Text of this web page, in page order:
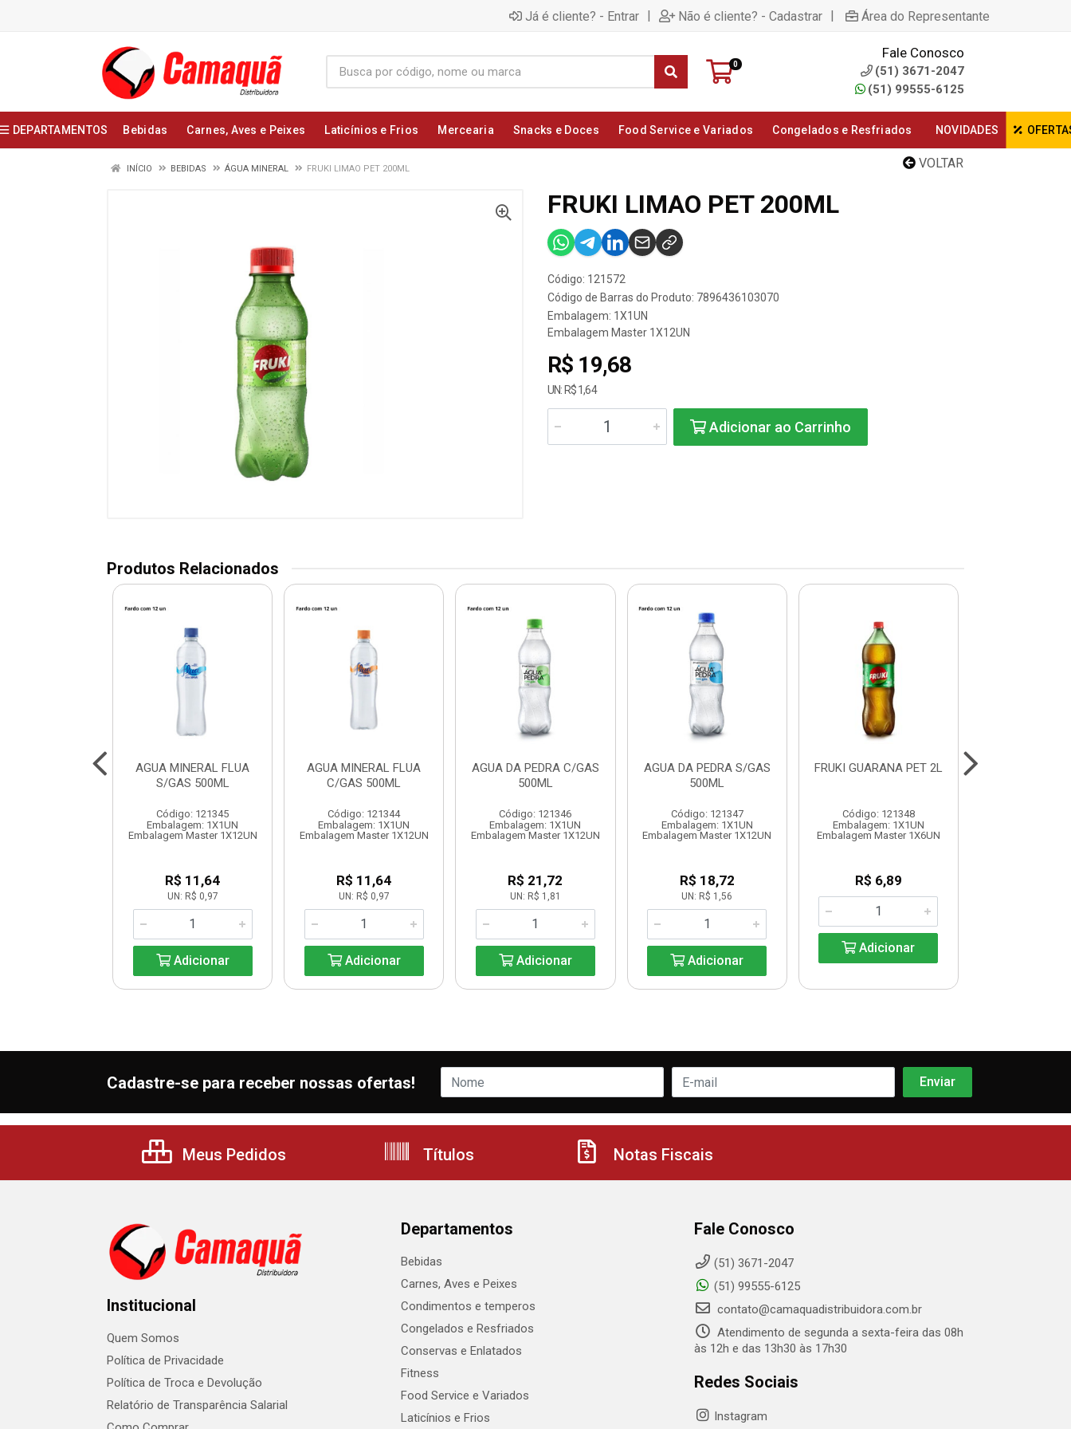
Já é cliente? - Entrar | Não é cliente? - Cadastrar | Área do Representante
0
Fale Conosco
(51) 3671-2047
(51) 99555-6125
DEPARTAMENTOS Bebidas Carnes, Aves e Peixes Laticínios e Frios Mercearia Snacks e Doces Food Service e Variados Congelados e Resfriados NOVIDADES
VOLTAR
INÍCIO BEBIDAS ÁGUA MINERAL FRUKI LIMAO PET 200ML
FRUKI LIMAO PET 200ML
Código: 121572
Código de Barras do Produto: 7896436103070
Embalagem: 1X1UN
Embalagem Master 1X12UN
R$ 19,68
UN: R$ 1,64
Adicionar ao Carrinho
Produtos Relacionados
AGUA MINERAL FLUA
S/GAS 500ML
Código: 121345
Embalagem: 1X1UN
Embalagem Master 1X12UN
R$ 11,64
UN: R$ 0,97
Adicionar
AGUA MINERAL FLUA
C/GAS 500ML
Código: 121344
Embalagem: 1X1UN
Embalagem Master 1X12UN
R$ 11,64
UN: R$ 0,97
Adicionar
AGUA DA PEDRA C/GAS
500ML
Código: 121346
Embalagem: 1X1UN
Embalagem Master 1X12UN
R$ 21,72
UN: R$ 1,81
Adicionar
AGUA DA PEDRA S/GAS
500ML
Código: 121347
Embalagem: 1X1UN
Embalagem Master 1X12UN
R$ 18,72
UN: R$ 1,56
Adicionar
FRUKI GUARANA PET 2L
Código: 121348
Embalagem: 1X1UN
Embalagem Master 1X6UN
R$ 6,89
Adicionar
Cadastre-se para receber nossas ofertas!
Meus Pedidos Títulos Notas Fiscais
Institucional
Quem Somos
Política de Privacidade
Política de Troca e Devolução
Relatório de Transparência Salarial
Departamentos
Bebidas
Carnes, Aves e Peixes
Condimentos e temperos
Congelados e Resfriados
Conservas e Enlatados
Fitness
Food Service e Variados
Laticínios e Frios
Fale Conosco
(51) 3671-2047
(51) 99555-6125
contato@camaquadistribuidora.com.br
Atendimento de segunda a sexta-feira das 08h
às 12h e das 13h30 às 17h30
Redes Sociais
Instagram